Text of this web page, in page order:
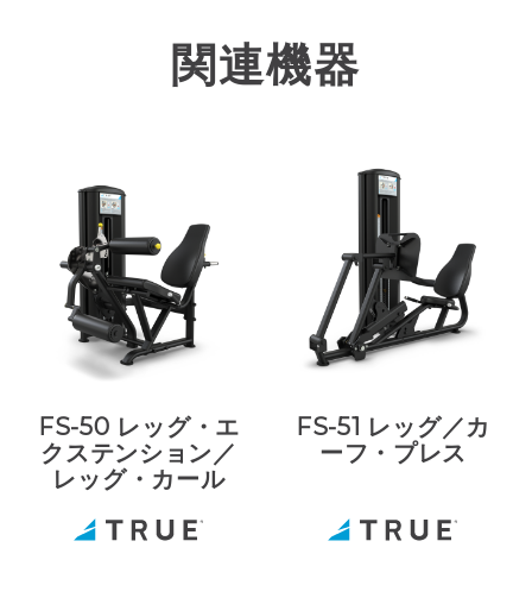
関連機器
FS-50 レッグ・エ
クステンション／
レッグ・カール
FS-51 レッグ／カ
ーフ・プレス